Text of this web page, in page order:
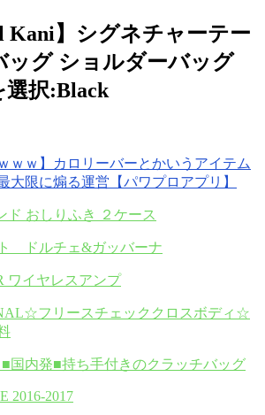
Kani】シグネチャーテー
ッグ ショルダーバッグ
選択:Black
ｗｗ】カロリーバーとかいうアイテム
大限に煽る運営【パワプロアプリ】
ド おしりふき ２ケース
ドルチェ&ガッバーナ
ワイヤレスアンプ
フリースチェッククロスボディ☆
■国内発■持ち手付きのクラッチバッグ
2016-2017